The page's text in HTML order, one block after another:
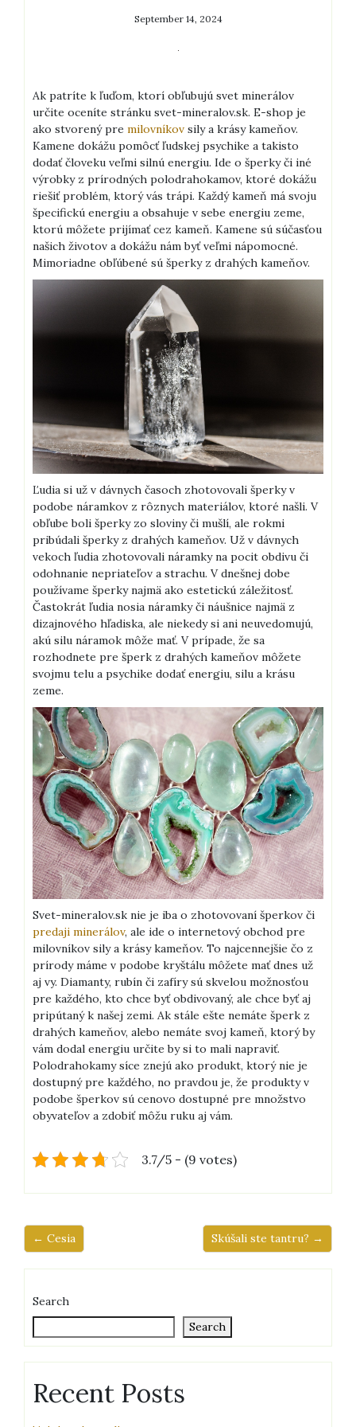
September 14, 2024
Ak patríte k ľuďom, ktorí obľubujú svet minerálov
určite oceníte stránku svet-mineralov.sk. E-shop je
ako stvorený pre milovníkov sily a krásy kameňov.
Kamene dokážu pomôcť ľudskej psychike a takisto
dodať človeku veľmi silnú energiu. Ide o šperky či iné
výrobky z prírodných polodrahokamov, ktoré dokážu
riešiť problém, ktorý vás trápi. Každý kameň má svoju
špecifickú energiu a obsahuje v sebe energiu zeme,
ktorú môžete prijímať cez kameň. Kamene sú súčasťou
našich životov a dokážu nám byť veľmi nápomocné.
Mimoriadne obľúbené sú šperky z drahých kameňov.
Ľudia si už v dávnych časoch zhotovovali šperky v
podobe náramkov z rôznych materiálov, ktoré našli. V
obľube boli šperky zo sloviny či mušlí, ale rokmi
pribúdali šperky z drahých kameňov. Už v dávnych
vekoch ľudia zhotovovali náramky na pocit obdivu či
odohnanie nepriateľov a strachu. V dnešnej dobe
používame šperky najmä ako estetickú záležitosť.
Častokrát ľudia nosia náramky či náušnice najmä z
dizajnového hľadiska, ale niekedy si ani neuvedomujú,
akú silu náramok môže mať. V prípade, že sa
rozhodnete pre šperk z drahých kameňov môžete
svojmu telu a psychike dodať energiu, silu a krásu
zeme.
Svet-mineralov.sk nie je iba o zhotovovaní šperkov či
predaji minerálov, ale ide o internetový obchod pre
milovníkov sily a krásy kameňov. To najcennejšie čo z
prírody máme v podobe kryštálu môžete mať dnes už
aj vy. Diamanty, rubín či zafíry sú skvelou možnosťou
pre každého, kto chce byť obdivovaný, ale chce byť aj
pripútaný k našej zemi. Ak stále ešte nemáte šperk z
drahých kameňov, alebo nemáte svoj kameň, ktorý by
vám dodal energiu určite by si to mali napraviť.
Polodrahokamy síce znejú ako produkt, ktorý nie je
dostupný pre každého, no pravdou je, že produkty v
podobe šperkov sú cenovo dostupné pre množstvo
obyvateľov a zdobiť môžu ruku aj vám.
3.7/5 - (9 votes)
← Cesia Skúšali ste tantru? →
Search
Search
Recent Posts